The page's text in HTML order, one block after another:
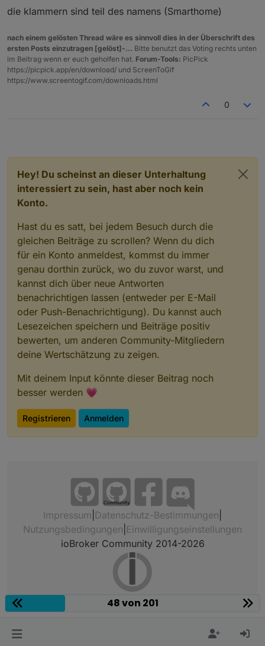
die klammern sind teil des namens (Smarthome)
nach einem gelösten Thread wäre es sinnvoll dies in der Überschrift des
ersten Posts einzutragen [gelöst]-... Bitte benutzt das Voting rechts unten
im Beitrag wenn er euch geholfen hat. Forum-Tools: PicPick
https://picpick.app/en/download/ und ScreenToGif
https://www.screentogif.com/downloads.html
0
Hey! Du scheinst an dieser Unterhaltung
interessiert zu sein, hast aber noch kein
Konto.
Hast du es satt, bei jedem Besuch durch die
gleichen Beiträge zu scrollen? Wenn du dich
für ein Konto anmeldest, kommst du immer
genau dorthin zurück, wo du zuvor warst, und
kannst dich über neue Antworten
benachrichtigen lassen (entweder per E-Mail
oder Push-Benachrichtigung). Du kannst auch
Lesezeichen speichern und Beiträge positiv
bewerten, um anderen Community-Mitgliedern
deine Wertschätzung zu zeigen.
Mit deinem Input könnte dieser Beitrag noch
besser werden 💗
Registrieren Anmelden
Community
Impressum Datenschutz-Bestimmungen
Nutzungsbedingungen Einwilligungseinstellungen
ioBroker Community 2014-2026
48 von 201